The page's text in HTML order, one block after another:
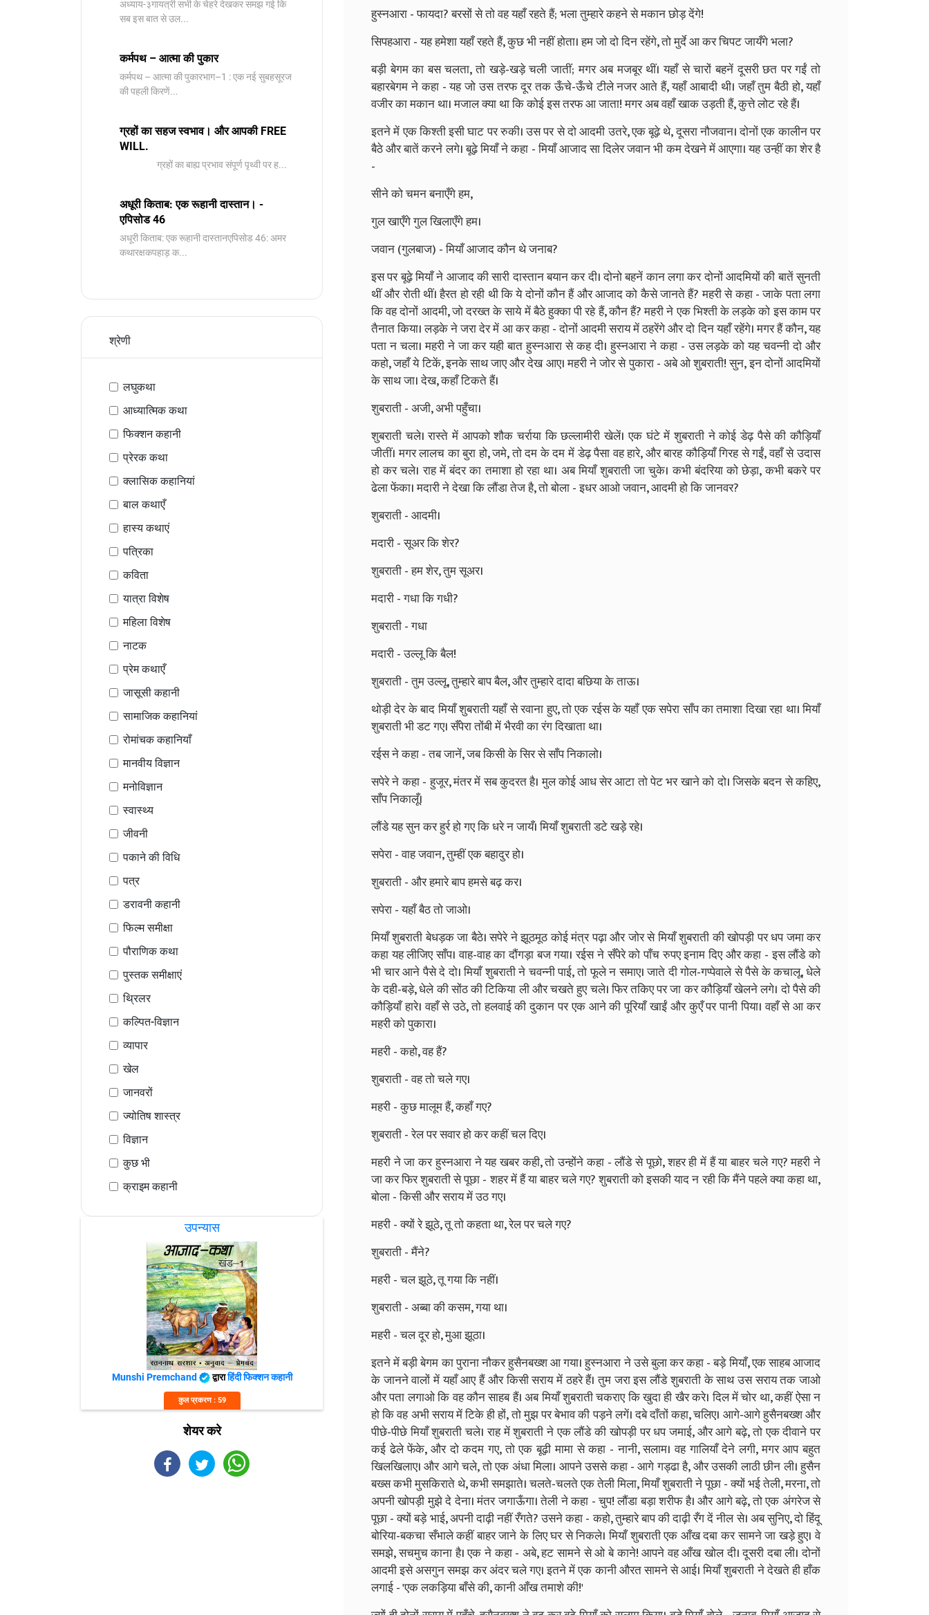
अध्याय-३गायत्री सभी के चेहरे देखकर समझ गई कि
सब इस बात से उल...
कर्मपथ – आत्मा की पुकार
कर्मपथ – आत्मा की पुकारभाग–1 : एक नई सुबहसूरज
की पहली किरणें...
ग्रहों का सहज स्वभाव। और आपकी FREE
WILL.
ग्रहों का बाह्य प्रभाव संपूर्ण पृथ्वी पर ह...
अधूरी किताब: एक रूहानी दास्तान। -
एपिसोड 46
अधूरी किताब: एक रूहानी दास्तानएपिसोड 46: अमर
कथारक्षकपहाड़ क...
श्रेणी
लघुकथा
आध्यात्मिक कथा
फिक्शन कहानी
प्रेरक कथा
क्लासिक कहानियां
बाल कथाएँ
हास्य कथाएं
पत्रिका
कविता
यात्रा विशेष
महिला विशेष
नाटक
प्रेम कथाएँ
जासूसी कहानी
सामाजिक कहानियां
रोमांचक कहानियाँ
मानवीय विज्ञान
मनोविज्ञान
स्वास्थ्य
जीवनी
पकाने की विधि
पत्र
डरावनी कहानी
फिल्म समीक्षा
पौराणिक कथा
पुस्तक समीक्षाएं
थ्रिलर
कल्पित-विज्ञान
व्यापार
खेल
जानवरों
ज्योतिष शास्त्र
विज्ञान
कुछ भी
क्राइम कहानी
उपन्यास
Munshi Premchand द्वाराहिंदी फिक्शन कहानी
कुल प्रकरण : 59
शेयर करे
हुस्नआरा - फायदा? बरसों से तो वह यहाँ रहते हैं; भला तुम्हारे कहने से मकान छोड़ देंगे!
सिपहआरा - यह हमेशा यहाँ रहते हैं, कुछ भी नहीं होता। हम जो दो दिन रहेंगे, तो मुर्दे आ कर चिपट जायँगे भला?
बड़ी बेगम का बस चलता, तो खड़े-खड़े चली जातीं; मगर अब मजबूर थीं। यहाँ से चारों बहनें दूसरी छत पर गईं तो
बहारबेगम ने कहा - यह जो उस तरफ दूर तक ऊँचे-ऊँचे टीले नजर आते हैं, यहाँ आबादी थी। जहाँ तुम बैठी हो, यहाँ
वजीर का मकान था। मजाल क्या था कि कोई इस तरफ आ जाता! मगर अब वहाँ खाक उड़ती हैं, कुत्ते लोट रहे हैं।
इतने में एक किश्ती इसी घाट पर रुकी। उस पर से दो आदमी उतरे, एक बूढ़े थे, दूसरा नौजवान। दोनों एक कालीन पर
बैठे और बातें करने लगे। बूढ़े मियाँ ने कहा - मियाँ आजाद सा दिलेर जवान भी कम देखने में आएगा। यह उन्हीं का शेर है
-
सीने को चमन बनाएँगे हम,
गुल खाएँगे गुल खिलाएँगे हम।
जवान (गुलबाज) - मियाँ आजाद कौन थे जनाब?
इस पर बूढ़े मियाँ ने आजाद की सारी दास्तान बयान कर दी। दोनो बहनें कान लगा कर दोनों आदमियों की बातें सुनती
थीं और रोती थीं। हैरत हो रही थी कि ये दोनों कौन हैं और आजाद को कैसे जानते हैं? महरी से कहा - जाके पता लगा
कि वह दोनों आदमी, जो दरख्त के साये में बैठे हुक्का पी रहे हैं, कौन हैं? महरी ने एक भिश्ती के लड़के को इस काम पर
तैनात किया। लड़के ने जरा देर में आ कर कहा - दोनों आदमी सराय में ठहरेंगे और दो दिन यहाँ रहेंगे। मगर हैं कौन, यह
पता न चला। महरी ने जा कर यही बात हुस्नआरा से कह दी। हुस्नआरा ने कहा - उस लड़के को यह चवन्नी दो और
कहो, जहाँ ये टिकें, इनके साथ जाए और देख आए। महरी ने जोर से पुकारा - अबे ओ शुबराती! सुन, इन दोनों आदमियों
के साथ जा। देख, कहाँ टिकते हैं।
शुबराती - अजी, अभी पहुँचा।
शुबराती चले। रास्ते में आपको शौक चर्राया कि छल्लामीरी खेलें। एक घंटे में शुबराती ने कोई डेढ़ पैसे की कौड़ियाँ
जीतीं। मगर लालच का बुरा हो, जमे, तो दम के दम में डेढ़ पैसा वह हारे, और बारह कौड़ियाँ गिरह से गईं, वहाँ से उदास
हो कर चले। राह में बंदर का तमाशा हो रहा था। अब मियाँ शुबराती जा चुके। कभी बंदरिया को छेड़ा, कभी बकरे पर
ढेला फेंका। मदारी ने देखा कि लौंडा तेज है, तो बोला - इधर आओ जवान, आदमी हो कि जानवर?
शुबराती - आदमी।
मदारी - सूअर कि शेर?
शुबराती - हम शेर, तुम सूअर।
मदारी - गधा कि गधी?
शुबराती - गधा
मदारी - उल्लू कि बैल!
शुबराती - तुम उल्लू, तुम्हारे बाप बैल, और तुम्हारे दादा बछिया के ताऊ।
थोड़ी देर के बाद मियाँ शुबराती यहाँ से रवाना हुए, तो एक रईस के यहाँ एक सपेरा साँप का तमाशा दिखा रहा था। मियाँ
शुबराती भी डट गए। सँपेरा तोंबी में भैरवी का रंग दिखाता था।
रईस ने कहा - तब जानें, जब किसी के सिर से साँप निकालो।
सपेरे ने कहा - हुजूर, मंतर में सब कुदरत है। मुल कोई आध सेर आटा तो पेट भर खाने को दो। जिसके बदन से कहिए,
साँप निकालूँ।
लौंडे यह सुन कर हुर्र हो गए कि धरे न जायँ। मियाँ शुबराती डटे खड़े रहे।
सपेरा - वाह जवान, तुम्हीं एक बहादुर हो।
शुबराती - और हमारे बाप हमसे बढ़ कर।
सपेरा - यहाँ बैठ तो जाओ।
मियाँ शुबराती बेधड़क जा बैठे। सपेरे ने झूठमूठ कोई मंत्र पढ़ा और जोर से मियाँ शुबराती की खोपड़ी पर धप जमा कर
कहा यह लीजिए साँप। वाह-वाह का दौंगड़ा बज गया। रईस ने सँपेरे को पाँच रुपए इनाम दिए और कहा - इस लौंडे को
भी चार आने पैसे दे दो। मियाँ शुबराती ने चवन्नी पाई, तो फूले न समाए। जाते दी गोल-गप्पेवाले से पैसे के कचालू, धेले
के दही-बड़े, धेले की सोंठ की टिकिया ली और चखते हुए चले। फिर तकिए पर जा कर कौड़ियाँ खेलने लगे। दो पैसे की
कौड़ियाँ हारे। वहाँ से उठे, तो हलवाई की दुकान पर एक आने की पूरियाँ खाईं और कुएँ पर पानी पिया। वहाँ से आ कर
महरी को पुकारा।
महरी - कहो, वह हैं?
शुबराती - वह तो चले गए।
महरी - कुछ मालूम हैं, कहाँ गए?
शुबराती - रेल पर सवार हो कर कहीं चल दिए।
महरी ने जा कर हुस्नआरा ने यह खबर कही, तो उन्होंने कहा - लौंडे से पूछो, शहर ही में हैं या बाहर चले गए? महरी ने
जा कर फिर शुबराती से पूछा - शहर में हैं या बाहर चले गए? शुबराती को इसकी याद न रही कि मैंने पहले क्या कहा था,
बोला - किसी और सराय में उठ गए।
महरी - क्यों रे झूठे, तू तो कहता था, रेल पर चले गए?
शुबराती - मैंने?
महरी - चल झूठे, तू गया कि नहीं।
शुबराती - अब्बा की कसम, गया था।
महरी - चल दूर हो, मुआ झूठा।
इतने में बड़ी बेगम का पुराना नौकर हुसैनबख्श आ गया। हुस्नआरा ने उसे बुला कर कहा - बड़े मियाँ, एक साहब आजाद
के जानने वालों में यहाँ आए हैं और किसी सराय में ठहरे हैं। तुम जरा इस लौंडे शुबराती के साथ उस सराय तक जाओ
और पता लगाओ कि वह कौन साहब हैं। अब मियाँ शुबराती चकराए कि खुदा ही खैर करे। दिल में चोर था, कहीं ऐसा न
हो कि वह अभी सराय में टिके ही हों, तो मुझ पर बेभाव की पड़ने लगें। दबे दाँतों कहा, चलिए। आगे-आगे हुसैनबख्श और
पीछे-पीछे मियाँ शुबराती चले। राह में शुबराती ने एक लौंडे की खोपड़ी पर धप जमाई, और आगे बढ़े, तो एक दीवाने पर
कई ढेले फेंके, और दो कदम गए, तो एक बूढ़ी मामा से कहा - नानी, सलाम। वह गालियाँ देने लगी, मगर आप बहुत
खिलखिलाए। और आगे चले, तो एक अंधा मिला। आपने उससे कहा - आगे गड्ढा है, और उसकी लाठी छीन ली। हुसैन
बख्स कभी मुसकिराते थे, कभी समझाते। चलते-चलते एक तेली मिला, मियाँ शुबराती ने पूछा - क्यों भई तेली, मरना, तो
अपनी खोपड़ी मुझे दे देना। मंतर जगाऊँगा। तेली ने कहा - चुप! लौंडा बड़ा शरीफ है। और आगे बढ़े, तो एक अंगरेज से
पूछा - क्यों बड़े भाई, अपनी दाढ़ी नहीं रँगते? उसने कहा - कहो, तुम्हारे बाप की दाढ़ी रँग दें नील से। अब सुनिए, दो हिंदू
बोरिया-बकचा सँभाले कहीं बाहर जाने के लिए घर से निकले। मियाँ शुबराती एक आँख दबा कर सामने जा खड़े हुए। वे
समझे, सचमुच काना है। एक ने कहा - अबे, हट सामने से ओ बे काने! आपने वह आँख खोल दी। दूसरी दबा ली। दोनों
आदमी इसे असगुन समझ कर अंदर चले गए। इतने में एक कानी औरत सामने से आई। मियाँ शुबराती ने देखते ही हाँक
लगाई - 'एक लकड़िया बाँसे की, कानी आँख तमाशे की!'